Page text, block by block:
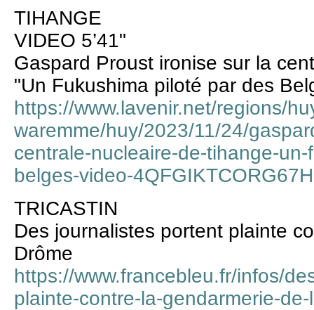
TIHANGE
VIDEO 5’41"
Gaspard Proust ironise sur la
"Un Fukushima piloté par des
https://www.lavenir.net/regions/
waremme/huy/2023/11/24/
centrale-nucleaire-de-tihange-
belges-video-
TRICASTIN
Des journalistes portent plainte
Drôme
https://www.francebleu.fr/infos/
plainte-contre-la-gendarmerie-